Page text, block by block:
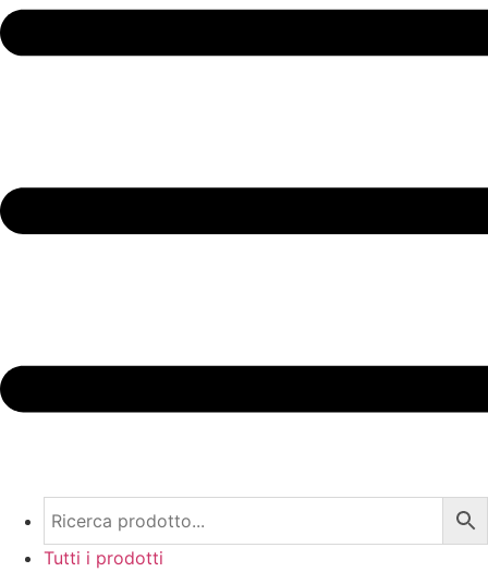
Tutti i prodotti